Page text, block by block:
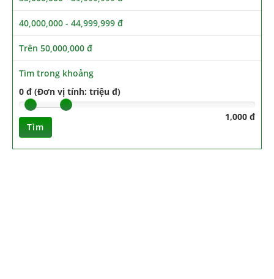
40,000,000 - 44,999,999 đ
Trên 50,000,000 đ
Tìm trong khoảng
0 đ (Đơn vị tính: triệu đ)
1,000 đ
Tìm